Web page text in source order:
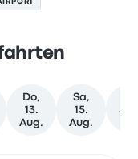
Do,
13.
Aug.
Sa,
15.
Aug.